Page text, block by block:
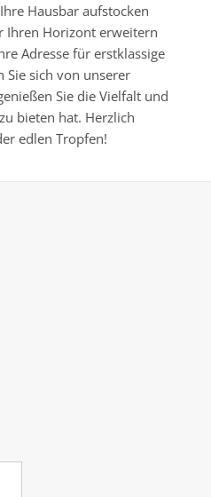
Hausbar aufstocken
Ihren Horizont erweitern
Adresse für erstklassige
Sie sich von unserer
Sie die Vielfalt und
bieten hat. Herzlich
edlen Tropfen!